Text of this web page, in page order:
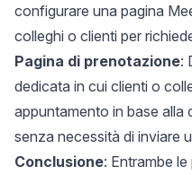
configurare una pagina
colleghi o clienti per
Pagina di prenotazione:
dedicata in cui clienti o
appuntamento in base alla
senza necessità di inviare
Conclusione: Entrambe